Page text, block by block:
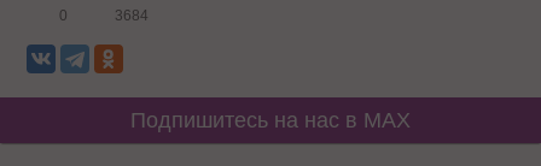
0 3684
Подпишитесь на нас в MAX